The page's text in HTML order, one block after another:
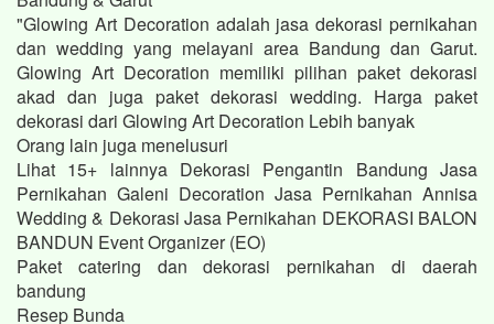
"Glowing Art Decoration adalah jasa dekorasi pernikahan
dan wedding yang melayani area Bandung dan Garut.
Glowing Art Decoration memiliki pilihan paket dekorasi
akad dan juga paket dekorasi wedding. Harga paket
dekorasi dari Glowing Art Decoration Lebih banyak
Orang lain juga menelusuri
Lihat 15+ lainnya Dekorasi Pengantin Bandung Jasa
Pernikahan Galeni Decoration Jasa Pernikahan Annisa
Wedding & Dekorasi Jasa Pernikahan DEKORASI BALON
BANDUN Event Organizer (EO)
Paket catering dan dekorasi pernikahan di daerah
bandung
Resep Bunda